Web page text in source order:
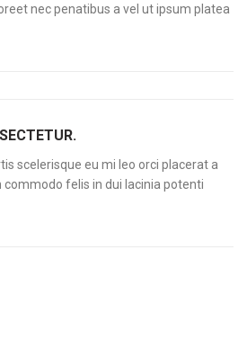
nec penatibus a vel ut ipsum platea
scelerisque eu mi leo orci placerat a
felis in dui lacinia potenti